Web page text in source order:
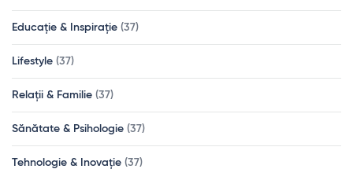
Educație & Inspirație (37)
Lifestyle (37)
Relații & Familie (37)
Sănătate & Psihologie (37)
Tehnologie & Inovație (37)